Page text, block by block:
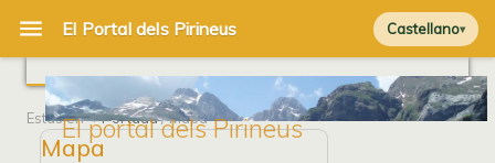
Castellano
El portal dels Pirineus
Estás en Portada/ Mapa
Mapa